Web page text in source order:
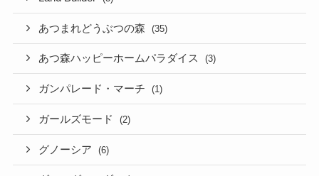
あつまれどうぶつの森 (35)
あつ森ハッピーホームパラダイス (3)
ガンパレード・マーチ (1)
ガールズモード (2)
グノーシア (6)